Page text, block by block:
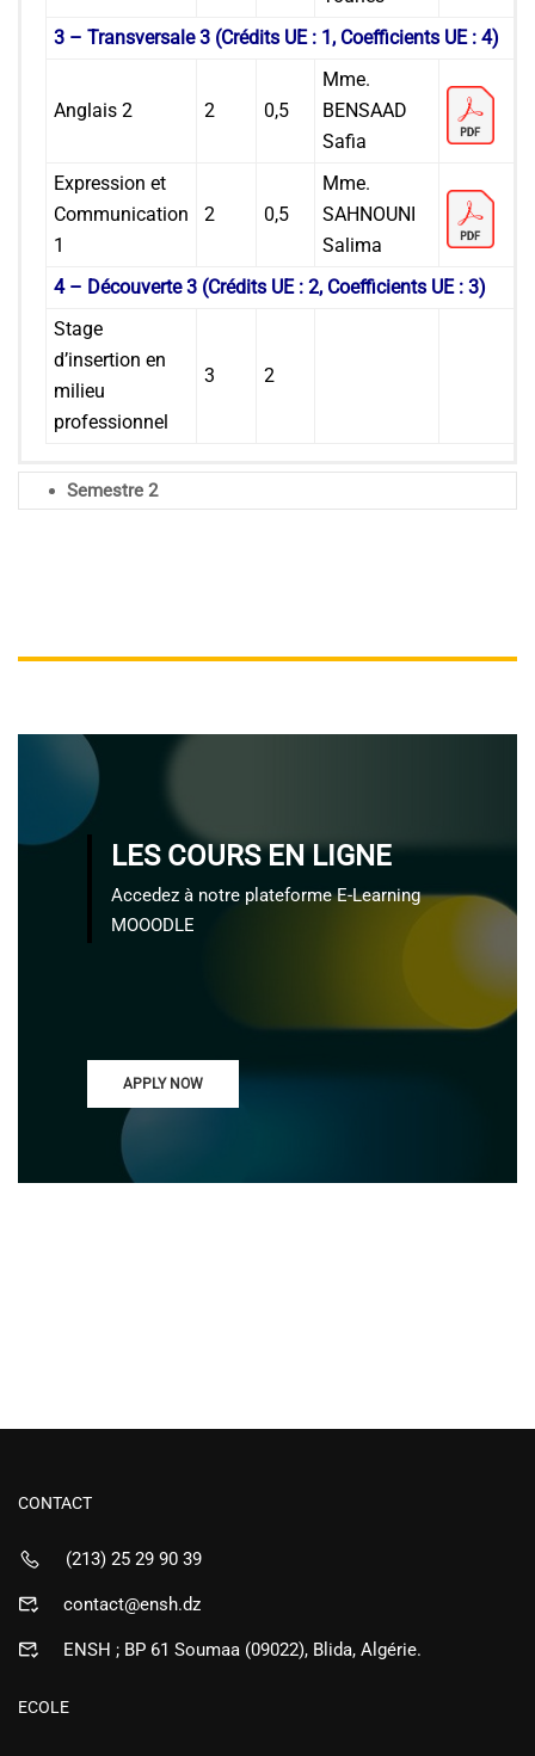
3 – Transversale 3 (Crédits UE : 1, Coefficients UE : 4)
Anglais 2 2 0,5
Mme.
BENSAAD
Safia
Expression et
Communication
1
2 0,5
Mme.
SAHNOUNI
Salima
4 – Découverte 3 (Crédits UE : 2, Coefficients UE : 3)
Stage
d’insertion en
milieu
professionnel
3 2
Semestre 2
LES COURS EN LIGNE
Accedez à notre plateforme E-Learning
MOOODLE
APPLY NOW
CONTACT
(213) 25 29 90 39
contact@ensh.dz
ENSH ; BP 61 Soumaa (09022), Blida, Algérie.
ECOLE